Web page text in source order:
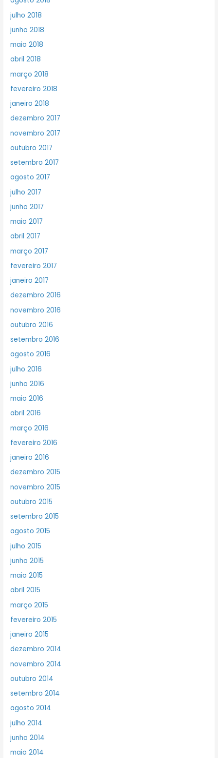
julho 2018
junho 2018
maio 2018
abril 2018
março 2018
fevereiro 2018
janeiro 2018
dezembro 2017
novembro 2017
outubro 2017
setembro 2017
agosto 2017
julho 2017
junho 2017
maio 2017
abril 2017
março 2017
fevereiro 2017
janeiro 2017
dezembro 2016
novembro 2016
outubro 2016
setembro 2016
agosto 2016
julho 2016
junho 2016
maio 2016
abril 2016
março 2016
fevereiro 2016
janeiro 2016
dezembro 2015
novembro 2015
outubro 2015
setembro 2015
agosto 2015
julho 2015
junho 2015
maio 2015
abril 2015
março 2015
fevereiro 2015
janeiro 2015
dezembro 2014
novembro 2014
outubro 2014
setembro 2014
agosto 2014
julho 2014
junho 2014
maio 2014